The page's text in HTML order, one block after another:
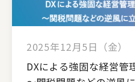
2025年12月5日（金）
DXによる強固な経営管